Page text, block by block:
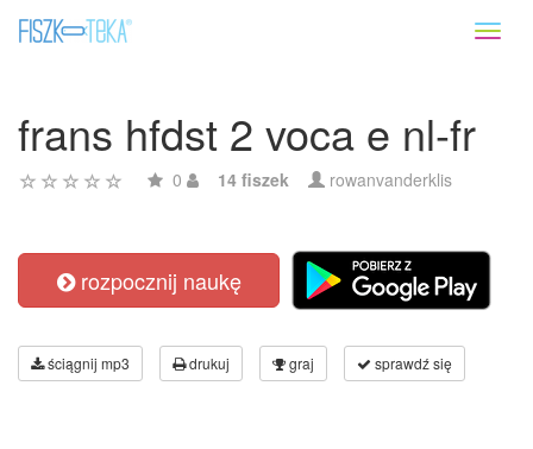
frans hfdst 2 voca e nl-fr
0 14 fiszek rowanvanderklis
rozpocznij naukę
ściągnij mp3 drukuj graj sprawdź się